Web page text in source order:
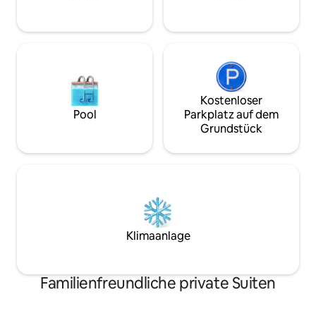
Pool
Kostenloser
Parkplatz auf dem
Grundstück
Klimaanlage
Familienfreundliche private Suiten